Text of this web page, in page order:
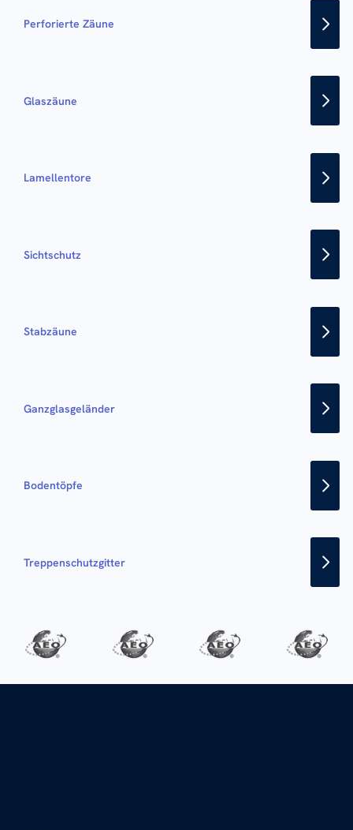
Perforierte Zäune
Glaszäune
Lamellentore
Sichtschutz
Stabzäune
Treppenschutzgitter
Bodentöpfe
Ganzglasgeländer